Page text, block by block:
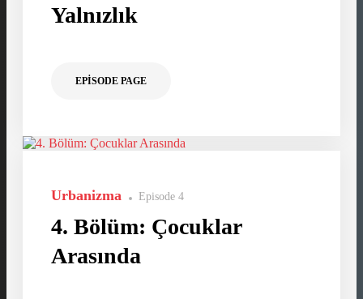
Yalnızlık
EPISODE PAGE
Urbanizma Episode 4
4. Bölüm: Çocuklar
Arasında